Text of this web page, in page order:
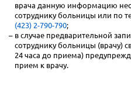
врача данную информацию
сотруднику больницы или по
(423) 2-790-790;
в случае предварительной
сотруднику больницы (врачу)
24 часа до приема)
прием к врачу.